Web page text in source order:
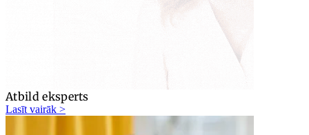
Atbild eksperts
Lasīt vairāk >